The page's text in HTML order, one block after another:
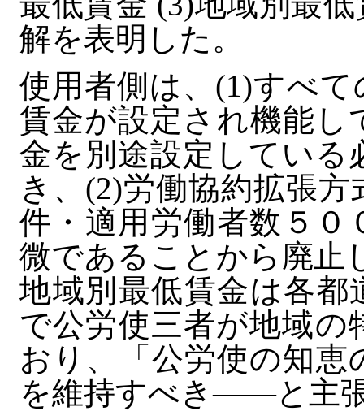
解を表明した。
使用者側は、(1)すべ
賃金が設定され機能し
金を別途設定している
き、(2)労働協約拡張
件・適用労働者数５０
微であることから廃止
地域別最低賃金は各都
で公労使三者が地域
おり、「公労使の知
を維持すべき――と主